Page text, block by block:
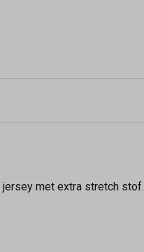
met extra stretch stof.